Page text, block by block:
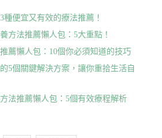
便宜又有效的療法推薦！
方法推薦懶人包：5大重點！
薦懶人包：10個你必須知道的技巧
5個關鍵解決方案，讓你重拾生活自
法推薦懶人包：5個有效療程解析